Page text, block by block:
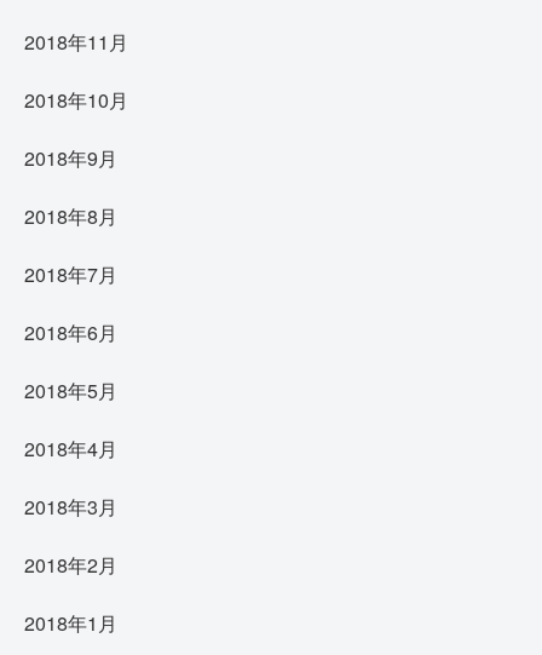
2018年11月
2018年10月
2018年9月
2018年8月
2018年7月
2018年6月
2018年5月
2018年4月
2018年3月
2018年2月
2018年1月